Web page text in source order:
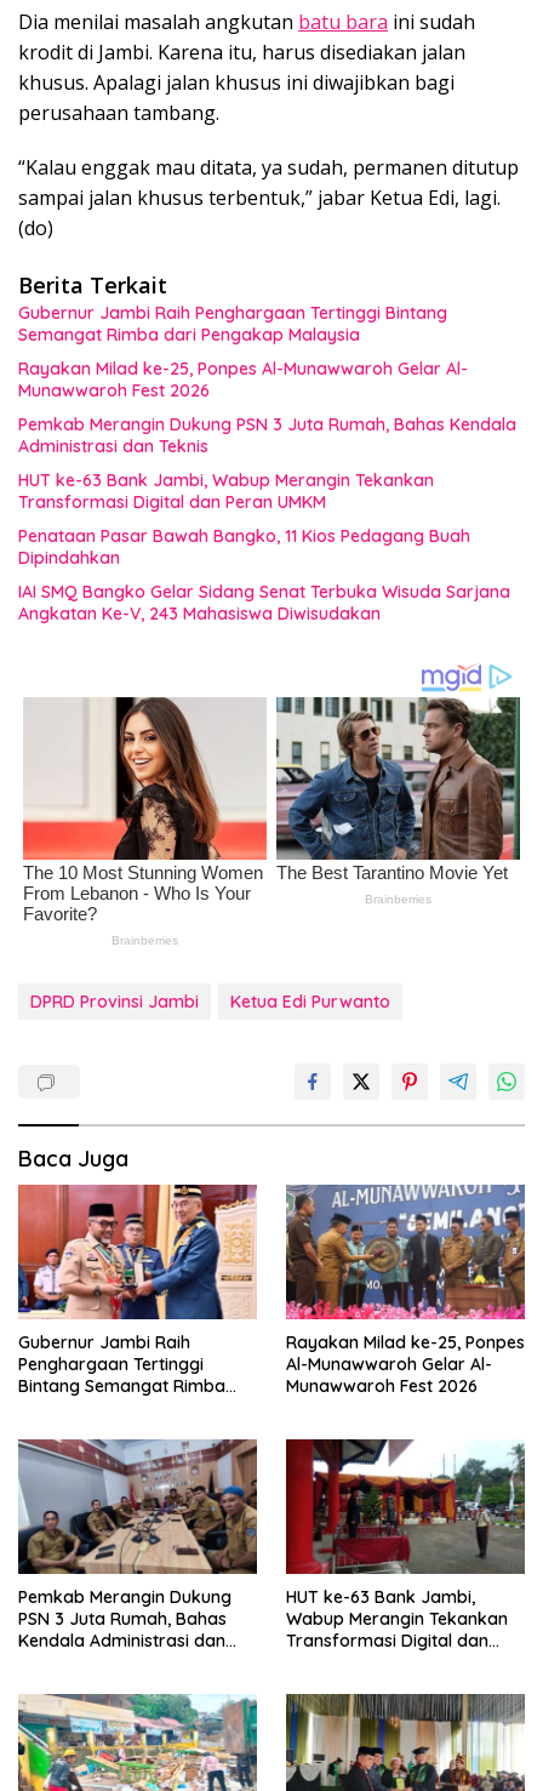
Dia menilai masalah angkutan batu bara ini sudah
krodit di Jambi. Karena itu, harus disediakan jalan
khusus. Apalagi jalan khusus ini diwajibkan bagi
perusahaan tambang.
“Kalau enggak mau ditata, ya sudah, permanen ditutup
sampai jalan khusus terbentuk,” jabar Ketua Edi, lagi.
(do)
Berita Terkait
Gubernur Jambi Raih Penghargaan Tertinggi Bintang
Semangat Rimba dari Pengakap Malaysia
Rayakan Milad ke-25, Ponpes Al-Munawwaroh Gelar Al-
Munawwaroh Fest 2026
Pemkab Merangin Dukung PSN 3 Juta Rumah, Bahas Kendala
Administrasi dan Teknis
HUT ke-63 Bank Jambi, Wabup Merangin Tekankan
Transformasi Digital dan Peran UMKM
Penataan Pasar Bawah Bangko, 11 Kios Pedagang Buah
Dipindahkan
IAI SMQ Bangko Gelar Sidang Senat Terbuka Wisuda Sarjana
Angkatan Ke-V, 243 Mahasiswa Diwisudakan
DPRD Provinsi Jambi Ketua Edi Purwanto
Baca Juga
Gubernur Jambi Raih
Penghargaan Tertinggi
Bintang Semangat Rimba
Rayakan Milad ke-25, Ponpes
Al-Munawwaroh Gelar Al-
Munawwaroh Fest 2026
Pemkab Merangin Dukung
PSN 3 Juta Rumah, Bahas
Kendala Administrasi dan
HUT ke-63 Bank Jambi,
Wabup Merangin Tekankan
Transformasi Digital dan